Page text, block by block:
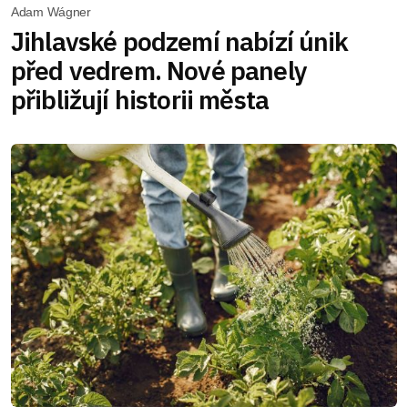
Adam Wágner
Jihlavské podzemí nabízí únik
před vedrem. Nové panely
přibližují historii města